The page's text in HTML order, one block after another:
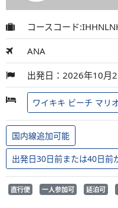
コースコード
ANA
出発日：2026年10月
ワイキキ ビーチ マリ
国内線追加可能
出発日30日前または40日前
直行便 一人参加可 延泊可